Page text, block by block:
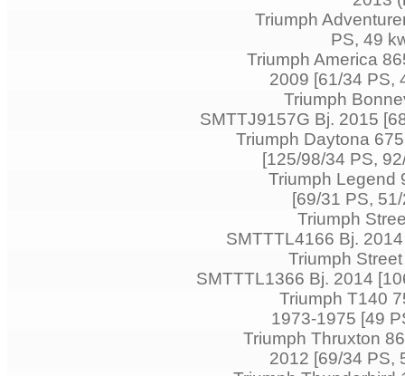
Triumph
PS, 49
Triumph America
2009 [61/34 PS,
Triumph
SMTTJ9157G Bj. 2015
Triumph Daytona
[125/98/34 PS,
Triumph Legend
[69/31 PS,
Triumph
SMTTTL4166 Bj.
Triumph
SMTTTL1366 Bj. 2014
Triumph T140
1973-1975 [49
Triumph Thruxton
2012 [69/34 PS,